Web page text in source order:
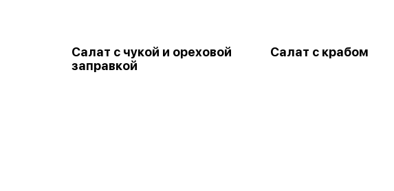
Салат с чукой и ореховой
заправкой
Салат с крабом